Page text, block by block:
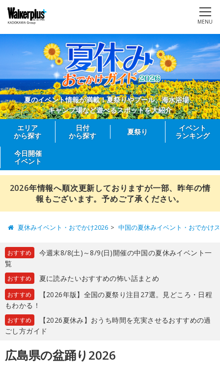
MENU
夏のイベント情報が満載！夏祭りやプール、海水浴場、
キャンプ場など遊べるスポットを大紹介
エリア
から探す
日付
から探す
夏祭り
イベント
ランキング
今日開催
イベント
2026年情報へ順次更新しておりますが一部、昨年の情
報もございます。予めご了承ください。
夏休みイベント・おでかけ2026 中国の夏休みイベント・おでかけ
おすすめ
今週末8/8(土)～8/9(日)開催の中国の夏休みイベント一
覧
おすすめ 夏に読みたいおすすめの怖い話まとめ
おすすめ
【2026年版】全国の夏祭り注目27選。見どころ・日程
もわかる！
おすすめ
【2026夏休み】おうち時間を充実させるおすすめの過
ごし方ガイド
広島県の盆踊り2026